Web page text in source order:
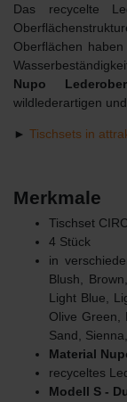
Das recycelte
Oberflächen
Nupo
wildlederartigen
► Tischsets in
Merkmale
Tischset
4 Stück
in
Blush,
Light Blue,
Olive Green,
Sand,
Material
recyceltes
Modell S -